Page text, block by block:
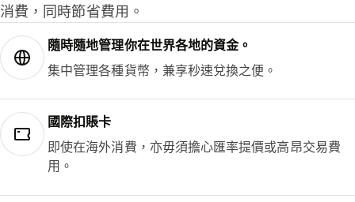
消費，同時節省費用。
隨時隨地管理你在世界各地的資金。
集中管理各種貨幣，兼享秒速兌換之便。
國際扣賬卡
即使在海外消費，亦毋須擔心匯率提價或高昂交易費
用。